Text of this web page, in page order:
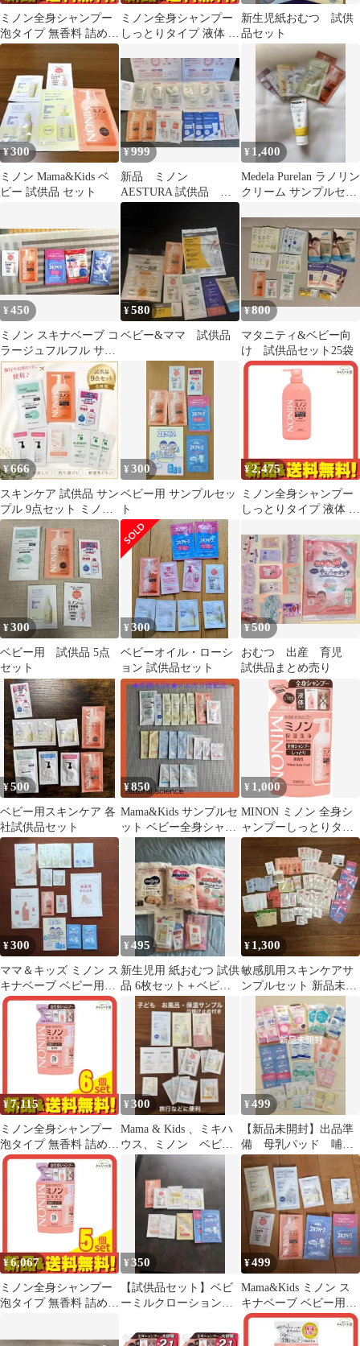
ミノン全身シャンプー
泡タイプ 無香料 詰め替
え用 400mL 4個セット
まとめ売り
ミノン全身シャンプー
しっとりタイプ 液体 ボ
まとめ売り
新生児紙おむつ 試供
品セット
¥300
ミノン Mama&Kids ベ
ビー 試供品 セット
¥999
新品 ミノン
AESTURA 試供品 保
湿 トラベル 旅行
¥ 1,400
Medela Purelan ラノリン
クリーム サンプルセッ
¥450
ミノン スキナベーブ コ
ラージュフルフル サン
プルセット
¥580
ベビー&ママ 試供品
¥800
マタニティ&ベビー向
け 試供品セット25袋
¥666
スキンケア 試供品 サン
プル 9点セット ミノン
アロベビー ママ＆キッ
ズ 他
¥300
ベビー用 サンプルセッ
ト
¥2,475
ミノン全身シャンプー
しっとりタイプ 液体 ポ
¥300
ベビー用 試供品 5点
セット
¥300
ベビーオイル・ローシ
ョン 試供品セット
¥500
おむつ 出産 育児
試供品まとめ売り
¥500
ベビー用スキンケア 各
社試供品セット
¥850
Mama&Kids サンプルセ
ット ベビー全身シャン
プー ベビーローション
¥ 1,000
MINON ミノン 全身シ
ャンプーしっとりタイ
プ つめかえ用 380mL
数量限定 配送種別：
MR
¥300
ママ＆キッズ ミノン ス
キナベーブ ベビー用ス
キンケア サンプルセッ
¥495
新生児用 紙おむつ 試供
品 6枚セット＋ベビー
用スキンケアサンプル
¥ 1,300
敏感肌用スキンケアサ
ンプルセット 新品未使
¥7,115
ミノン全身シャンプー
泡タイプ 無香料 詰め替
え用 400mL 6個セット
まとめ売り
¥300
Mama & Kids 、ミキハ
ウス、ミノン ベビー
ケア トライアルセット
¥499
【新品未開封】出品準
備 母乳パッド 哺乳
瓶消毒ママアンドキッ
ズ ピジョン
¥6,067
ミノン全身シャンプー
泡タイプ 無香料 詰め替
¥350
【試供品セット】ベビ
ーミルクローション、
ー等
¥499
Mama&Kids ミノン ス
キナベーブ ベビー用ス
キンケア 試供品 サンプ